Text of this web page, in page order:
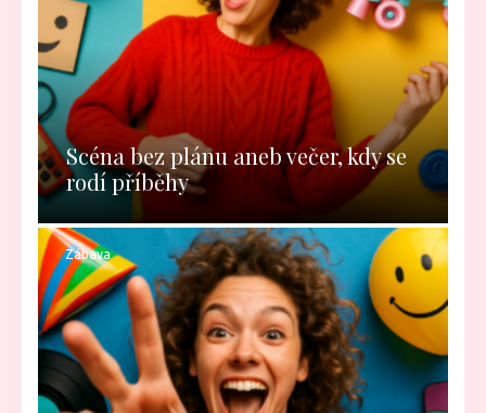
Scéna bez plánu aneb večer, kdy se
rodí příběhy
Zábava